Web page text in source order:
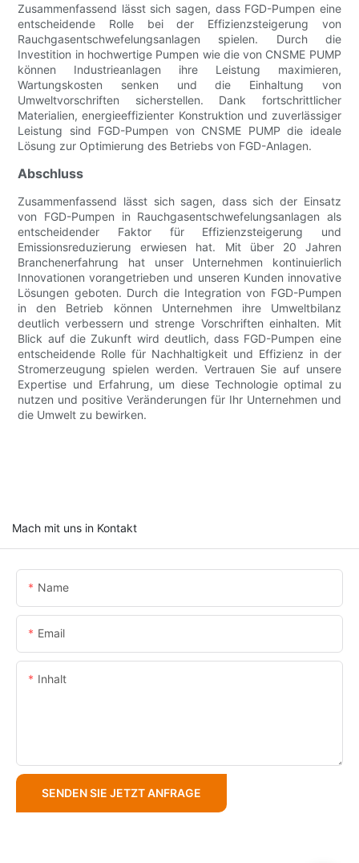
Zusammenfassend lässt sich sagen, dass FGD-Pumpen eine
entscheidende Rolle bei der Effizienzsteigerung von
Rauchgasentschwefelungsanlagen spielen. Durch die
Investition in hochwertige Pumpen wie die von CNSME PUMP
können Industrieanlagen ihre Leistung maximieren,
Wartungskosten senken und die Einhaltung von
Umweltvorschriften sicherstellen. Dank fortschrittlicher
Materialien, energieeffizienter Konstruktion und zuverlässiger
Leistung sind FGD-Pumpen von CNSME PUMP die ideale
Lösung zur Optimierung des Betriebs von FGD-Anlagen.
Abschluss
Zusammenfassend lässt sich sagen, dass sich der Einsatz
von FGD-Pumpen in Rauchgasentschwefelungsanlagen als
entscheidender Faktor für Effizienzsteigerung und
Emissionsreduzierung erwiesen hat. Mit über 20 Jahren
Branchenerfahrung hat unser Unternehmen kontinuierlich
Innovationen vorangetrieben und unseren Kunden innovative
Lösungen geboten. Durch die Integration von FGD-Pumpen
in den Betrieb können Unternehmen ihre Umweltbilanz
deutlich verbessern und strenge Vorschriften einhalten. Mit
Blick auf die Zukunft wird deutlich, dass FGD-Pumpen eine
entscheidende Rolle für Nachhaltigkeit und Effizienz in der
Stromerzeugung spielen werden. Vertrauen Sie auf unsere
Expertise und Erfahrung, um diese Technologie optimal zu
nutzen und positive Veränderungen für Ihr Unternehmen und
die Umwelt zu bewirken.
Mach mit uns in Kontakt
Name
Email
Inhalt
SENDEN SIE JETZT ANFRAGE